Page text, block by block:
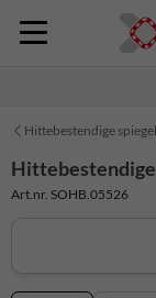
Hittebestendige
Art.nr. SOHB.05526